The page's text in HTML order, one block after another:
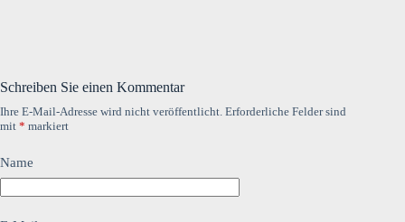
Schreiben Sie einen Kommentar
Ihre E-Mail-Adresse wird nicht veröffentlicht. Erforderliche Felder sind
mit * markiert
Name